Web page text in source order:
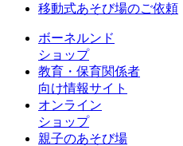
移動式あそび場のご依頼
ボーネルンド
ショップ
教育・保育関係者
向け情報サイト
オンライン
ショップ
親子のあそび場